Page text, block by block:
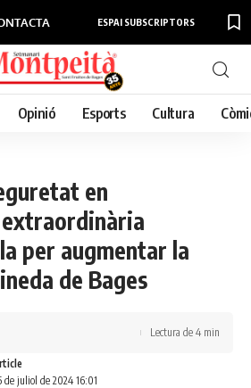
ESPAI SUBSCRIPTORS
Opinió Esports Cultura
en
per augmentar la
de Bages
juliol de 2024 16:01
Lectura de 4 min